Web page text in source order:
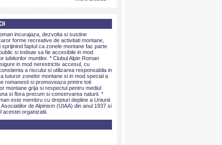
incurajaza, dezvolta si sustine
forme recreative de activitati montane,
faptul ca zonele montane fac parte
si trebuie sa fie accesibile in mod
iubitorilor muntilor. * Clubul Alpin Roman
in mod nerestrictiv accesul, cu
a riscului si utilizarea responsabila in
tuturor zonelor montane si in mod special a
romanesti si promoveaza printre toti
montane grija si respectul pentru mediul
si flora precum si conservarea naturii. *
este membru cu drepturi depline a Uniunii
de Alpinism (UIAA) din anul 1937 si
acestei organizatii.